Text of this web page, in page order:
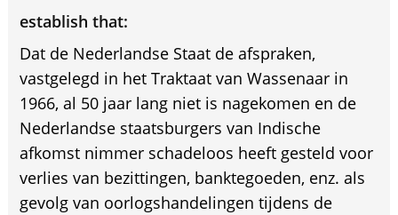
establish that:
Dat de Nederlandse Staat de afspraken,
vastgelegd in het Traktaat van Wassenaar in
1966, al 50 jaar lang niet is nagekomen en de
Nederlandse staatsburgers van Indische
afkomst nimmer schadeloos heeft gesteld voor
verlies van bezittingen, banktegoeden, enz. als
gevolg van oorlogshandelingen tijdens de